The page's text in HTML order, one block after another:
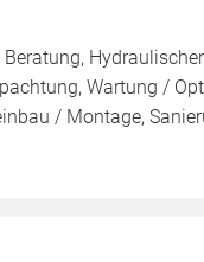
Wartung /
/ Montage,